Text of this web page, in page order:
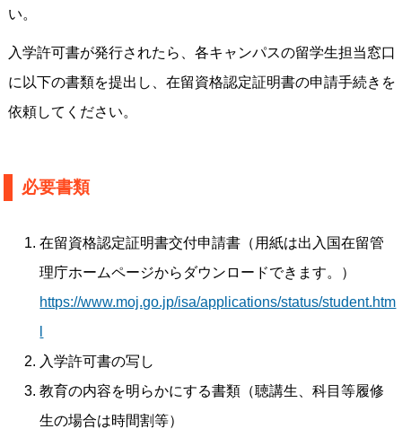
い。
入学許可書が発行されたら、各キャンパスの留学生担当窓口
に以下の書類を提出し、在留資格認定証明書の申請手続きを
依頼してください。
必要書類
在留資格認定証明書交付申請書（用紙は出入国在留管
理庁ホームページからダウンロードできます。）
https://www.moj.go.jp/isa/applications/status/student.htm
入学許可書の写し
教育の内容を明らかにする書類（聴講生、科目等履修
生の場合は時間割等）